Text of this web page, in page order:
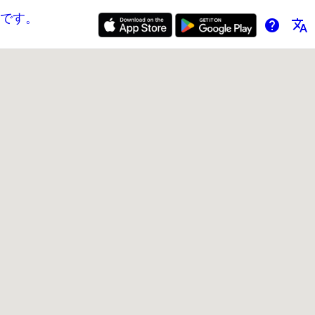
す。
help translate